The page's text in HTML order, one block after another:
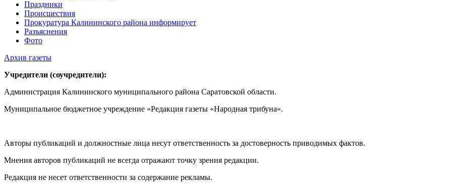
Праздники
Происшествия
Прокуратура Калининского района информирует
Разъяснения
Фото
Архив газеты
Учредители (соучредители):
Администрация Калининского муниципального района Саратовской области.
Муниципальное бюджетное учреждение «Редакция газеты «Народная трибуна».
Авторы публикаций и должностные лица несут ответственность за достоверность приводимых фактов.
Мнения авторов публикаций не всегда отражают точку зрения редакции.
Редакция не несет ответственности за содержание рекламы.